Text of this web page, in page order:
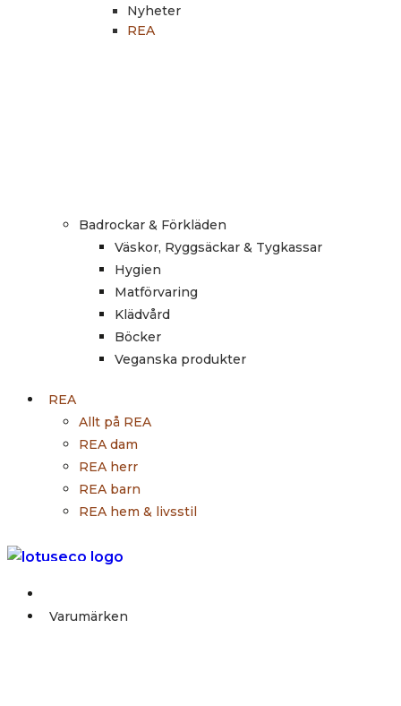
Nyheter
REA
Badrockar & Förkläden
Väskor, Ryggsäckar & Tygkassar
Hygien
Matförvaring
Klädvård
Böcker
Veganska produkter
REA
Allt på REA
REA dam
REA herr
REA barn
REA hem & livsstil
Varumärken